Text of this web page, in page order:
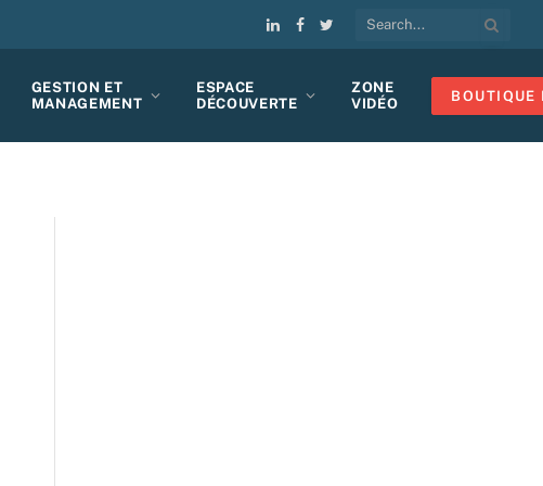
LinkedIn
Facebook
Twitter
GESTION ET
MANAGEMENT
ESPACE
DÉCOUVERTE
ZONE
VIDÉO
BOUTIQUE